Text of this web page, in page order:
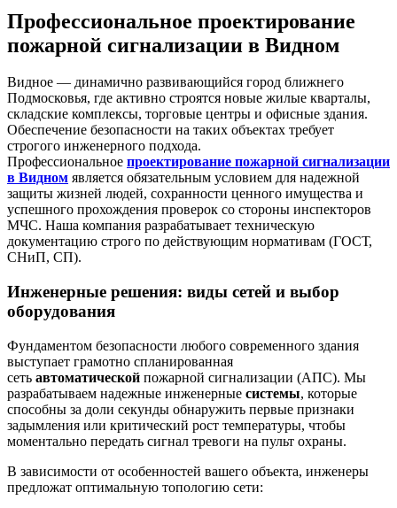
Профессиональное проектирование
пожарной сигнализации в Видном
Видное — динамично развивающийся город ближнего
Подмосковья, где активно строятся новые жилые кварталы,
складские комплексы, торговые центры и офисные здания.
Обеспечение безопасности на таких объектах требует
строгого инженерного подхода.
Профессиональное проектирование пожарной сигнализации
в Видном является обязательным условием для надежной
защиты жизней людей, сохранности ценного имущества и
успешного прохождения проверок со стороны инспекторов
МЧС. Наша компания разрабатывает техническую
документацию строго по действующим нормативам (ГОСТ,
СНиП, СП).
Инженерные решения: виды сетей и выбор
оборудования
Фундаментом безопасности любого современного здания
выступает грамотно спланированная
сеть автоматической пожарной сигнализации (АПС). Мы
разрабатываем надежные инженерные системы, которые
способны за доли секунды обнаружить первые признаки
задымления или критический рост температуры, чтобы
моментально передать сигнал тревоги на пульт охраны.
В зависимости от особенностей вашего объекта, инженеры
предложат оптимальную топологию сети: